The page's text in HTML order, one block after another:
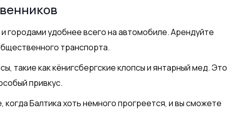
удобнее всего на автомобиле. Арендуйте
транспорта.
такие как кёнигсбергские клопсы и янтарный мед. Это
привкус.
когда Балтика хоть немного прогреется, и вы сможете